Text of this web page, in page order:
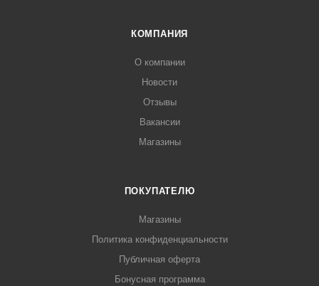
КОМПАНИЯ
О компании
Новости
Отзывы
Вакансии
Магазины
ПОКУПАТЕЛЮ
Магазины
Политика конфиденциальности
Публичная оферта
Бонусная программа